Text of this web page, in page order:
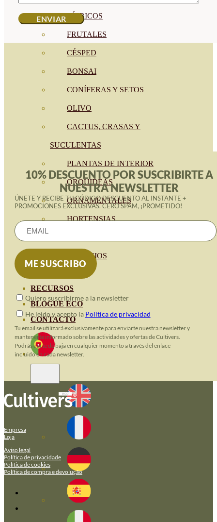
CÍTRICOS
FRUTALES
CÉSPED
BONSAI
CONÍFERAS Y SETOS
OLIVO
CACTUS, CRASAS Y
SUCULENTAS
PLANTAS DE INTERIOR
ORQUIDEAS
ORNAMENTALES
HORTENSIAS
GERANIOS
RECURSOS
BLOGUE ECO
CONTACTO
10% DESCUENTO POR SUSCRIBIRTE A
NUESTRA NEWSLETTER
ÚNETE Y RECIBE TU CÓDIGO DESCUENTO AL INSTANTE +
PROMOCIONES EXCLUSIVAS. CERO SPAM, ¡PROMETIDO!
Quiero suscribirme a la newsletter
He leido y acepto la Política de privacidad
Tu email se utilizará exclusivamente para enviarte nuestra newsletter y
mantenerte informado sobre las actividades y ofertas de Cultivers.
Podrás darte de baja en cualquier momento a través del enlace
incluido en cada newsletter.
Empresa
Loja
Aviso legal
Política de privacidade
Política de cookies
Política de compra e devolução